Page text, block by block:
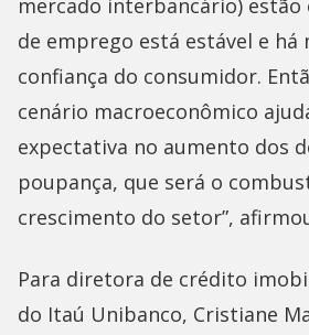
mercado interbancário) estão
de emprego está estável e há
confiança do consumidor.
cenário macroeconômico
expectativa no aumento dos
poupança, que será o
crescimento do setor”,
Para diretora de crédito
do Itaú Unibanco, Cristiane